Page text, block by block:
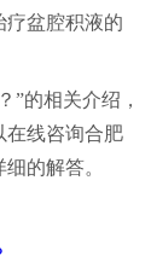
疗盆腔积液的
的相关介绍，
在线咨询合肥
的解答。